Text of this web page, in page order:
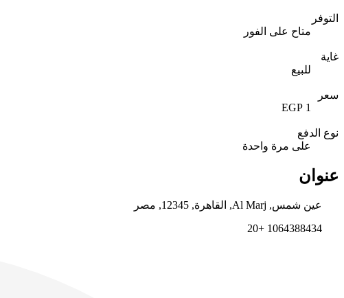
التوفر
متاح على الفور
غاية
للبيع
سعر
1 EGP
نوع الدفع
على مرة واحدة
عنوان
عين شمس, Al Marj, القاهرة, 12345, مصر
1064388434 +20